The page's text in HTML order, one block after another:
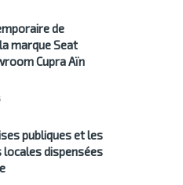
de
marque Seat
Cupra Aïn
publiques et les
dispensées